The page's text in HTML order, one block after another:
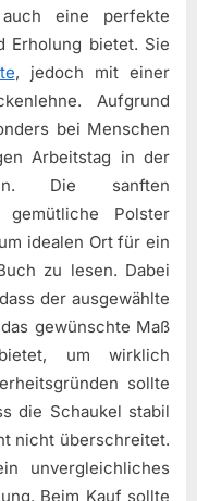
eine perfekte
Erholung bietet. Sie
, jedoch mit einer
Aufgrund
bei Menschen
Arbeitstag in der
Die sanften
gemütliche Polster
idealen Ort für ein
zu lesen. Dabei
der ausgewählte
gewünschte Maß
um wirklich
sollte
die Schaukel stabil
nicht überschreitet.
unvergleichliches
Beim Kauf sollte